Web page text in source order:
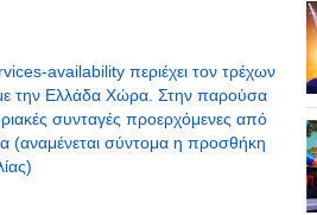
availability περιέχει τον τρέχων
με την Ελλάδα Χώρα. Στην παρούσα
συνταγές προερχόμενες από
(αναμένεται σύντομα η προσθήκη